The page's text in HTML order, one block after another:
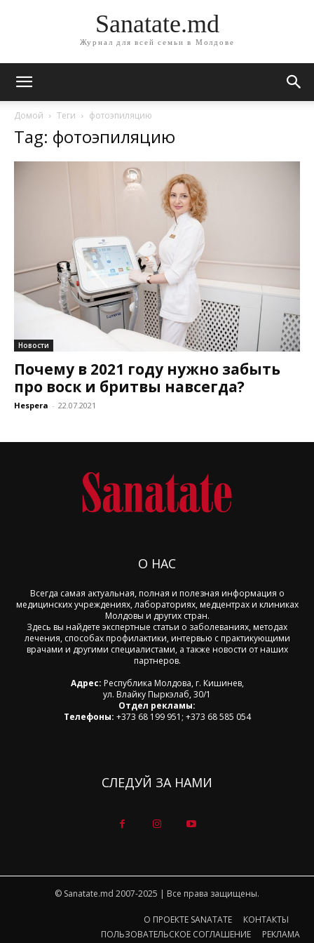
Sanatate.md
Журнал для всей семьи в Молдове
Домой Теги фотоэпиляцию
Tag: фотоэпиляцию
Новости
Почему в 2021 году нужно забыть
про воск и бритвы навсегда?
Hespera - 22.07.2021
О НАС
Всегда самая актуальная, полная и полезная информация о
медицинских учреждениях, лабораториях, медцентрах и клиниках
Молдовы и других стран.
Здесь вы найдете экспертные статьи о заболеваниях, методах
лечения, способах профилактики, интервью с практикующими
врачами и другими специалистами, а также новости от наших
партнеров.
Адрес: Республика Молдова, г. Кишинев,
ул. Влайку Пыркэлаб, 30/1
Отдел рекламы:
Телефоны: +373 68 199 951; +373 68 585 054
СЛЕДУЙ ЗА НАМИ
© Sanatate.md 2007-2025 | Все права защищены.
О ПРОЕКТЕ SANATATE
КОНТАКТЫ
ПОЛЬЗОВАТЕЛЬСКОЕ СОГЛАШЕНИЕ
РЕКЛАМА